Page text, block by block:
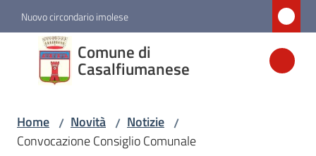
Vai al contenuto
Vai alla navigazione
Vai al footer
Nuovo circondario imolese
Comune di
Casalfiumanese
Comune di
Casalfiumanese
Amministrazione
Home / Novità / Notizie /
Convocazione Consiglio Comunale